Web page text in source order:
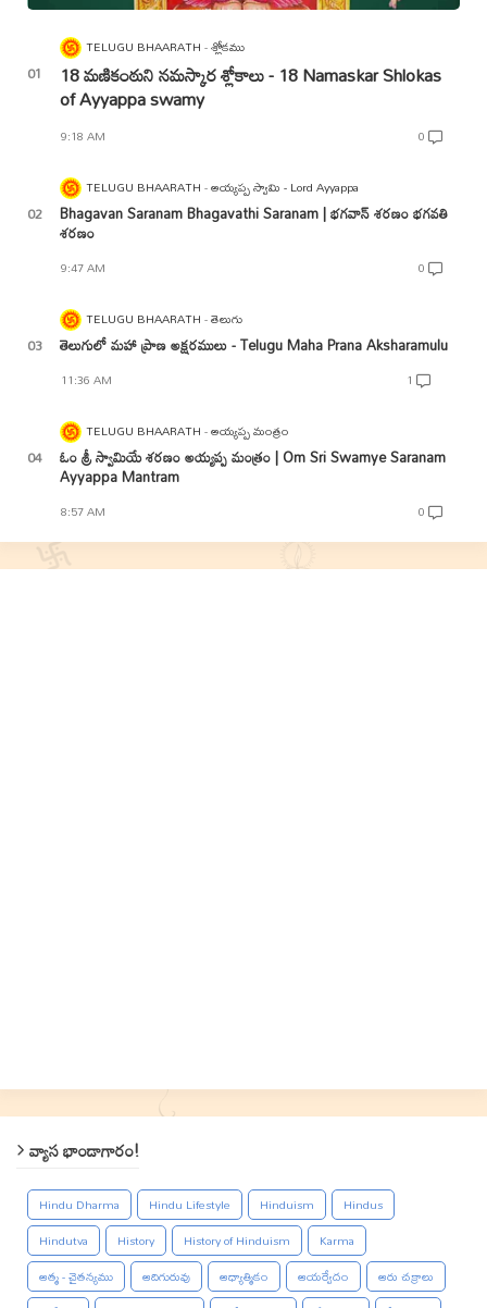
TELUGU BHAARATH శ్లోకము
18 మణికంఠుని నమస్కార శ్లోకాలు - 18 Namaskar Shlokas
of Ayyappa swamy
9:18 AM 0
TELUGU BHAARATH అయ్యప్ప స్వామి - Lord Ayyappa
Bhagavan Saranam Bhagavathi Saranam | భగవాన్ శరణం భగవతి
శరణం
9:47 AM 0
TELUGU BHAARATH తెలుగు
తెలుగులో మహా ప్రాణ అక్షరములు - Telugu Maha Prana Aksharamulu
11:36 AM 1
TELUGU BHAARATH అయ్యప్ప మంత్రం
ఓం శ్రీ స్వామియే శరణం అయ్యప్ప మంత్రం | Om Sri Swamye Saranam
Ayyappa Mantram
8:57 AM 0
వ్యాస భాండాగారం!
Hindu Dharma Hindu Lifestyle Hinduism
Hindus
Hindutva
History History of Hinduism
Karma
ఆత్మ - చైతన్యము
ఆదిగురువు ఆధ్యాత్మికం ఆయర్వేదం
ఆరు చక్రాలు